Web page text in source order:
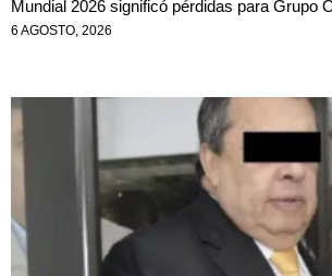
Mundial 2026 significó pérdidas para Grupo
6 AGOSTO, 2026